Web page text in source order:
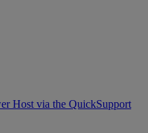
Host via the QuickSupport